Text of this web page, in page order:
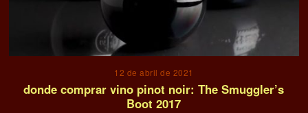
12 de abril de 2021
donde comprar vino pinot noir: The Smuggler’s
Boot 2017